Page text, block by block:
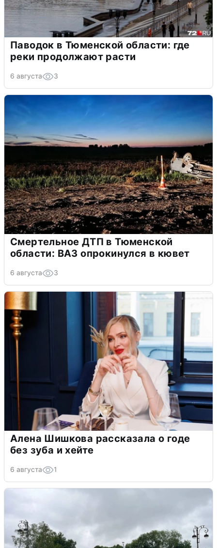
Паводок в Тюменской области: где
реки продолжают расти
6 августа 3
Смертельное ДТП в Тюменской
области: ВАЗ опрокинулся в кювет
6 августа 3
Алена Шишкова рассказала о годе
без зуба и хейте
6 августа 1